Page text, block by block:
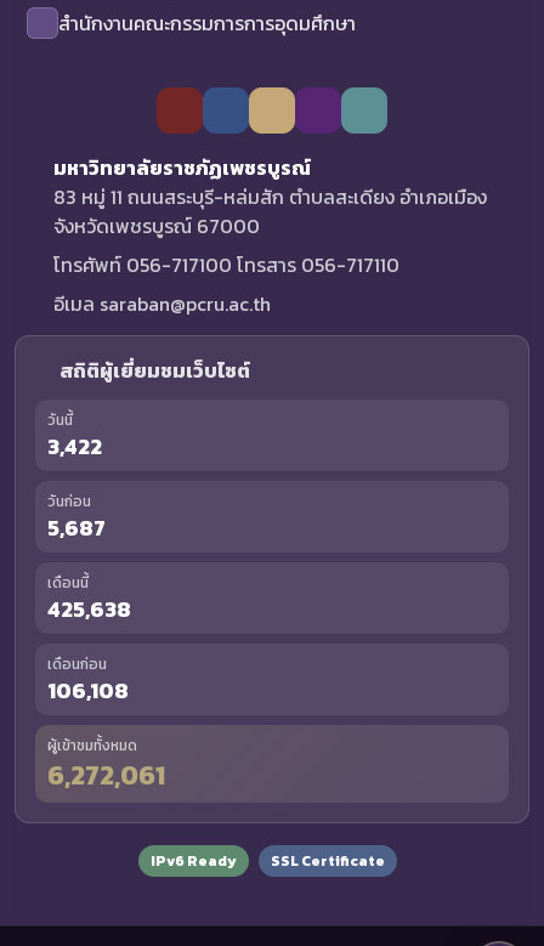
สำนักงานคณะกรรมการการอุดมศึกษา
มหาวิทยาลัยราชภัฏเพชรบูรณ์
83 หมู่ 11 ถนนสระบุรี-หล่มสัก ตำบลสะเดียง อำเภอเมือง
จังหวัดเพชรบูรณ์ 67000
โทรศัพท์ 056-717100 โทรสาร 056-717110
อีเมล saraban@pcru.ac.th
สถิติผู้เยี่ยมชมเว็บไซต์
วันนี้
3,422
วันก่อน
5,687
เดือนนี้
425,638
เดือนก่อน
106,108
ผู้เข้าชมทั้งหมด
6,272,061
IPv6 Ready SSL Certificate